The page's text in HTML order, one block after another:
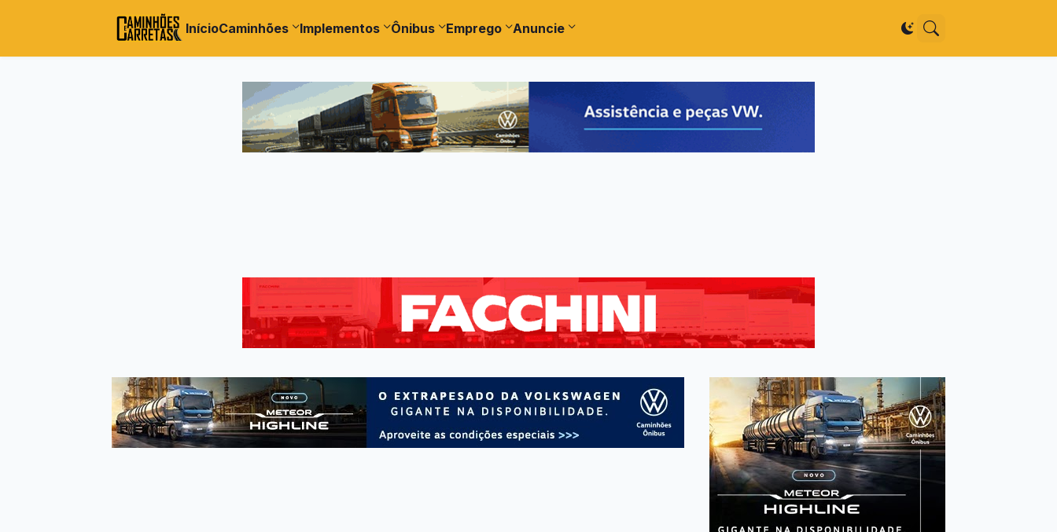
InícioCaminhões Implementos Ônibus Emprego Anuncie